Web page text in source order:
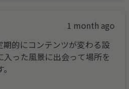
1 month ago
期的にコンテンツが変わる設
入った風景に出会って場所を